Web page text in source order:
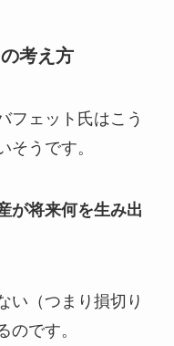
考え方
フェット氏はこう
そうです。
が将来何を生み出
い（つまり損切り
のです。